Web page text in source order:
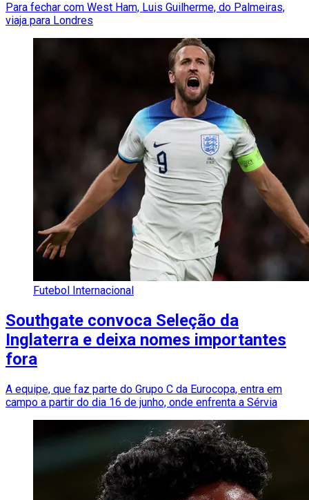
Para fechar com West Ham, Luis Guilherme, do Palmeiras,
viaja para Londres
Futebol Internacional
Southgate convoca Seleção da
Inglaterra e deixa nomes importantes
fora
A equipe, que faz parte do Grupo C da Eurocopa, entra em
campo a partir do dia 16 de junho, onde enfrenta a Sérvia